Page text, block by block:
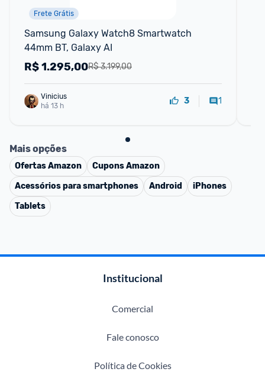
Frete Grátis
Samsung Galaxy Watch8 Smartwatch
44mm BT, Galaxy AI
R$ 3.199,00
R$1.295,00
Vinicius
há 13 h
3 1
Mais opções
OfertasAmazon CuponsAmazon
Acessórios para smartphones
Android
iPhones
Tablets
Institucional
Comercial
Fale conosco
Política de Cookies